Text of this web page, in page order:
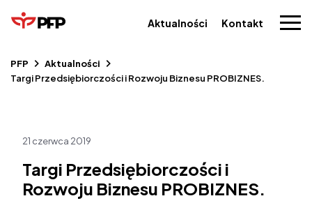
Aktualności Kontakt
PFP
Aktualności
Targi Przedsiębiorczości i Rozwoju Biznesu PROBIZNES.
21 czerwca 2019
Targi Przedsiębiorczości i
Rozwoju Biznesu PROBIZNES.